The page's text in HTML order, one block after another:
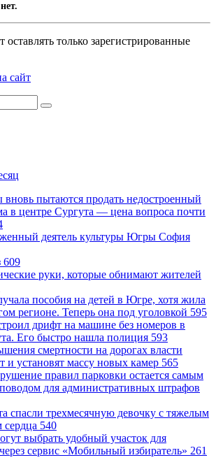
только зарегистрированные
сайт
пытаются продать недостроенный
в центре Сургута — цена вопроса почти
деятель культуры Югры София
609
руки, которые обнимают жителей
пособия на детей в Югре, хотя жила
регионе. Теперь она под уголовкой 595
дрифт на машине без номеров в
Его быстро нашла полиция 593
смертности на дорогах власти
и установят массу новых камер 565
правил парковки остается самым
для административных штрафов
спасли трехмесячную девочку с тяжелым
сердца 540
выбрать удобный участок для
сервис «Мобильный избиратель» 261